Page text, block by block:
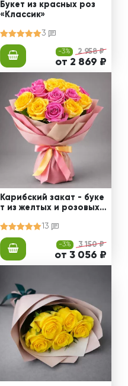
Букет из красных роз
«Классик»
3
-3% 2 958 ₽
от 2 869 ₽
Карибский закат - буке
т из желтых и розовых
13
-3% 3 150 ₽
от 3 056 ₽